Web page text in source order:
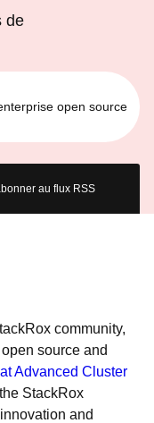
de
open source
au flux RSS
community,
source and
Advanced Cluster
StackRox
and